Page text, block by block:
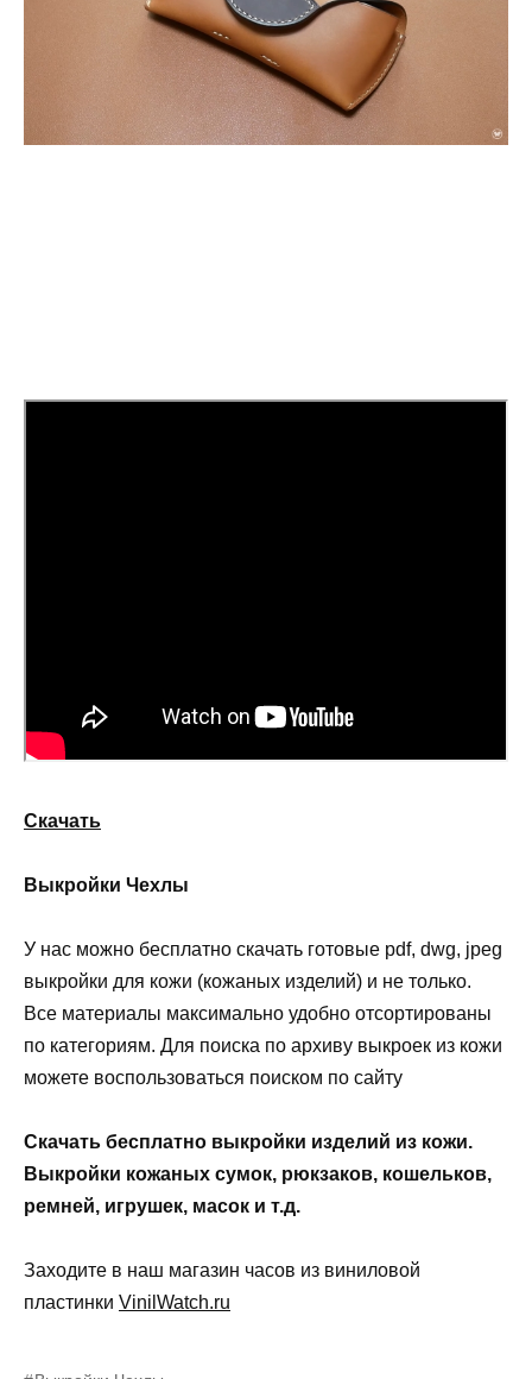
Скачать
Выкройки Чехлы
У нас можно бесплатно скачать готовые pdf, dwg, jpeg
выкройки для кожи (кожаных изделий) и не только.
Все материалы максимально удобно отсортированы
по категориям. Для поиска по архиву выкроек из кожи
можете воспользоваться поиском по сайту
Скачать бесплатно выкройки изделий из кожи.
Выкройки кожаных сумок, рюкзаков, кошельков,
ремней, игрушек, масок и т.д.
Заходите в наш магазин часов из виниловой
пластинки VinilWatch.ru